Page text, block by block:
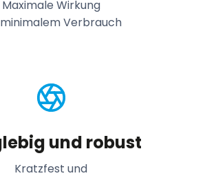
Maximale Wirkung
Verbrauch
und robust
Kratzfest und